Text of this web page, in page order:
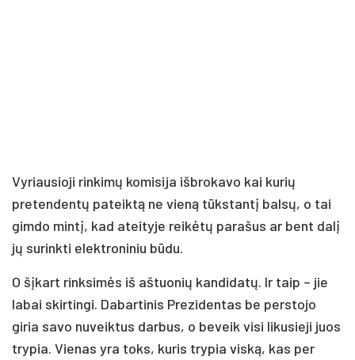
Vyriausioji rinkimų komisija išbrokavo kai kurių
pretendentų pateiktą ne vieną tūkstantį balsų, o tai
gimdo mintį, kad ateityje reikėtų parašus ar bent dalį
jų surinkti elektroniniu būdu.
O šįkart rinksimės iš aštuonių kandidatų. Ir taip – jie
labai skirtingi. Dabartinis Prezidentas be perstojo
giria savo nuveiktus darbus, o beveik visi likusieji juos
trypia. Vienas yra toks, kuris trypia viską, kas per